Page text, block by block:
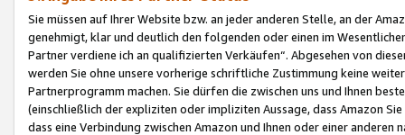
Sie müssen auf Ihrer Website bzw. an jeder anderen Stelle, an der
genehmigt, klar und deutlich den folgenden oder einen im
Partner verdiene ich an qualifizierten Verkäufen“. Abgesehen von
werden Sie ohne unsere vorherige schriftliche Zustimmung keine
Partnerprogramm machen. Sie dürfen die zwischen uns und Ihnen
(einschließlich der expliziten oder impliziten Aussage, dass Amazon
dass eine Verbindung zwischen Amazon und Ihnen oder einer